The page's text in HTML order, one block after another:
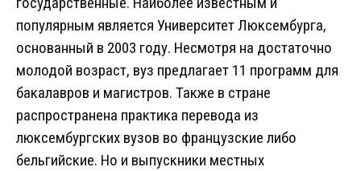
популярным является Университет Люксембурга,
основанный в 2003 году. Несмотря на достаточно
молодой возраст, вуз предлагает 11 программ для
бакалавров и магистров. Также в стране
распространена практика перевода из
люксембургских вузов во французские либо
бельгийские. Но и выпускники местных